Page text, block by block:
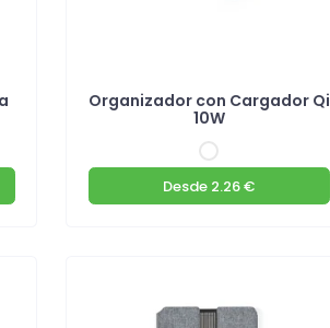
Organizador con Cargador Qi
10W
Desde 2.26 €